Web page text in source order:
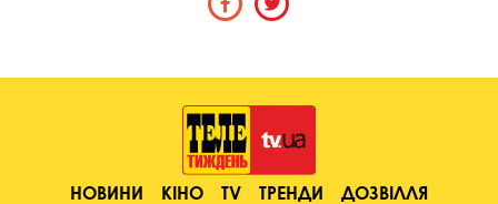
НОВИНИ КІНО TV ТРЕНДИ
ДОЗВІЛЛЯ